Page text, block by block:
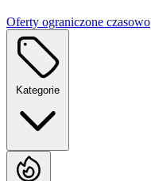
Oferty ograniczone czasowo
Kategorie